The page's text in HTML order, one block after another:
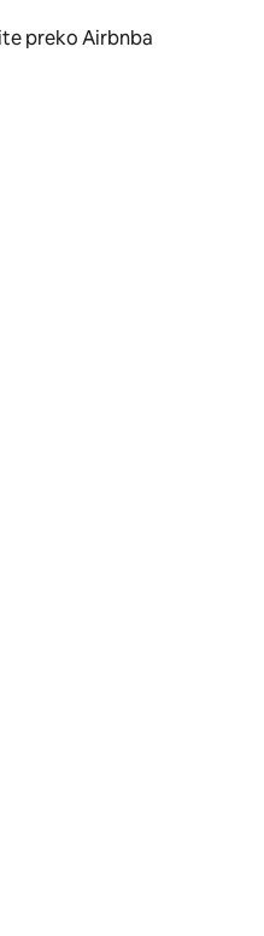
preko Airbnba